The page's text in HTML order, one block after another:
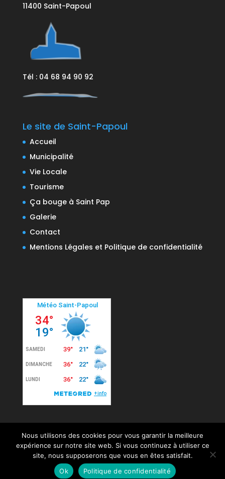
11400 Saint-Papoul
Tél : 04 68 94 90 92
Le site de Saint-Papoul
Accueil
Municipalité
Vie Locale
Tourisme
Ça bouge à Saint Pap
Galerie
Contact
Mentions Légales et Politique de confidentialité
© 2020 Mairie de Saint-Papoul. Tous droits
réservés
Nous utilisons des cookies pour vous garantir la meilleure
expérience sur notre site web. Si vous continuez à utiliser ce
site, nous supposerons que vous en êtes satisfait.
Ok
Politique de confidentialité